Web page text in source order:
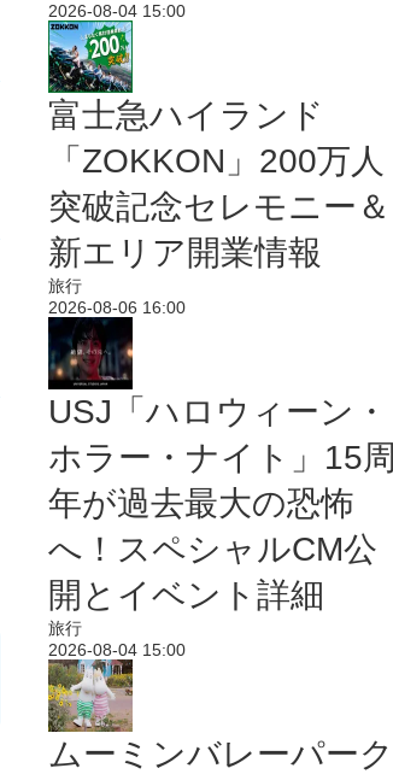
2026-08-04 15:00
富士急ハイランド
「ZOKKON」200万人
突破記念セレモニー＆
新エリア開業情報
旅行
2026-08-06 16:00
USJ「ハロウィーン・
ホラー・ナイト」15周
年が過去最大の恐怖
へ！スペシャルCM公
開とイベント詳細
旅行
2026-08-04 15:00
ムーミンバレーパーク